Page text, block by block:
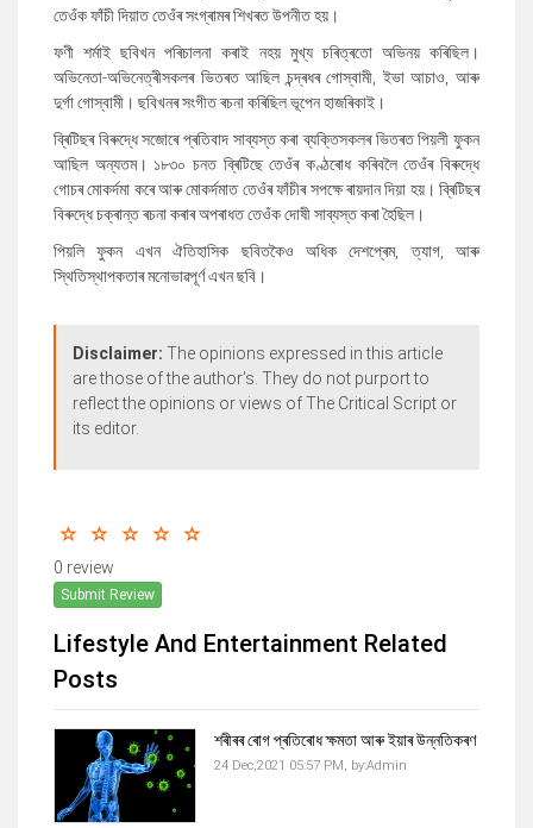
তেওঁক ফাঁচী দিয়াত তেওঁৰ সংগ্ৰামৰ শিখৰত উপনীত হয়।
ফণী শৰ্মাই ছবিখন পৰিচালনা কৰাই নহয় মুখ্য চৰিত্ৰতো অভিনয় কৰিছিল।
অভিনেতা-অভিনেত্ৰীসকলৰ ভিতৰত আছিল চন্দ্ৰধৰ গোস্বামী, ইভা আচাও, আৰু
দুৰ্গা গোস্বামী। ছবিখনৰ সংগীত ৰচনা কৰিছিল ভূপেন হাজৰিকাই।
ব্ৰিটিছৰ বিৰুদ্ধে সজোৰে প্ৰতিবাদ সাব্যস্ত কৰা ব্যক্তিসকলৰ ভিতৰত পিয়লী ফুকন
আছিল অন্যতম। ১৮৩০ চনত ব্ৰিটিছে তেওঁৰ কণ্ঠৰোধ কৰিবলৈ তেওঁৰ বিৰুদ্ধে
গোচৰ মোকৰ্দমা কৰে আৰু মোকৰ্দমাত তেওঁৰ ফাঁচীৰ সপক্ষে ৰায়দান দিয়া হয়। ব্ৰিটিছৰ
বিৰুদ্ধে চক্ৰান্ত ৰচনা কৰাৰ অপৰাধত তেওঁক দোষী সাব্যস্ত কৰা হৈছিল।
পিয়লি ফুকন এখন ঐতিহাসিক ছবিতকৈও অধিক দেশপ্ৰেম, ত্যাগ, আৰু
স্থিতিস্থাপকতাৰ মনোভাৱপূৰ্ণ এখন ছবি।
Disclaimer: The opinions expressed in this article
are those of the author's. They do not purport to
reflect the opinions or views of The Critical Script or
its editor.
0 review
Submit Review
Lifestyle And Entertainment Related
Posts
শৰীৰৰ ৰোগ প্ৰতিৰোধ ক্ষমতা আৰু ইয়াৰ উন্নতিকৰণ
24 Dec,2021 05:57 PM, by:Admin